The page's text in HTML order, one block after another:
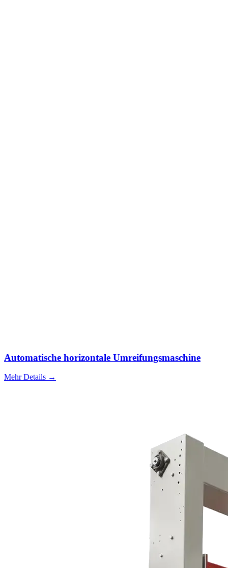
Automatische horizontale Umreifungsmaschine
Mehr Details →